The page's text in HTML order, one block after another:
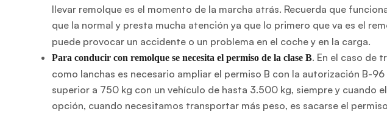
llevar remolque es el momento de la marcha atrás. Recuerda que
que la normal y presta mucha atención ya que lo primero que va es el
puede provocar un accidente o un problema en el coche y en la carga.
Para conducir con remolque se necesita el permiso de la clase B. En el caso de
como lanchas es necesario ampliar el permiso B con la autorización B-
superior a 750 kg con un vehículo de hasta 3.500 kg, siempre y cuando
opción, cuando necesitamos transportar más peso, es sacarse el